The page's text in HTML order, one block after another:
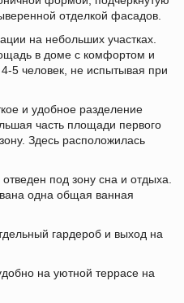
отделкой фасадов.
на небольших участках.
в доме с комфортом и
5 человек, не испытывая при
и удобное разделение
часть площади первого
Здесь расположилась
под зону сна и отдыха.
одна общая ванная
гардероб и выход на
на уютной террасе на